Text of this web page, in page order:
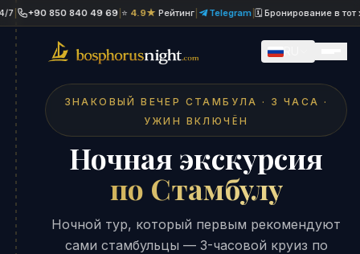
+90 850 840 49 69|⭐4.9★ Рейтинг| Telegram|🗓 Бронирование в тот же
ЗНАКОВЫЙ ВЕЧЕР СТАМБУЛА · 3 ЧАСА ·
УЖИН ВКЛЮЧЁН
Ночная экскурсия
по Стамбулу
Ночной тур, который первым рекомендуют
сами стамбульцы — 3-часовой круиз по